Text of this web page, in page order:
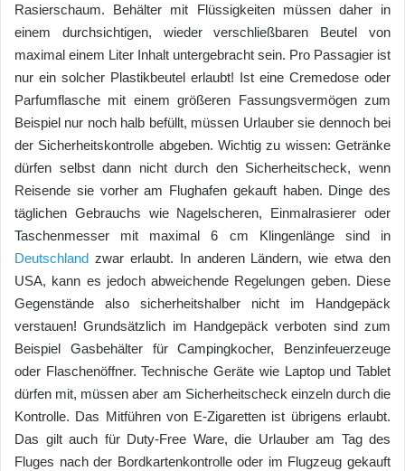
Rasierschaum. Behälter mit Flüssigkeiten müssen daher in
einem durchsichtigen, wieder verschließbaren Beutel von
maximal einem Liter Inhalt untergebracht sein. Pro Passagier ist
nur ein solcher Plastikbeutel erlaubt! Ist eine Cremedose oder
Parfumflasche mit einem größeren Fassungsvermögen zum
Beispiel nur noch halb befüllt, müssen Urlauber sie dennoch bei
der Sicherheitskontrolle abgeben. Wichtig zu wissen: Getränke
dürfen selbst dann nicht durch den Sicherheitscheck, wenn
Reisende sie vorher am Flughafen gekauft haben. Dinge des
täglichen Gebrauchs wie Nagelscheren, Einmalrasierer oder
Taschenmesser mit maximal 6 cm Klingenlänge sind in
Deutschland zwar erlaubt. In anderen Ländern, wie etwa den
USA, kann es jedoch abweichende Regelungen geben. Diese
Gegenstände also sicherheitshalber nicht im Handgepäck
verstauen! Grundsätzlich im Handgepäck verboten sind zum
Beispiel Gasbehälter für Campingkocher, Benzinfeuerzeuge
oder Flaschenöffner. Technische Geräte wie Laptop und Tablet
dürfen mit, müssen aber am Sicherheitscheck einzeln durch die
Kontrolle. Das Mitführen von E-Zigaretten ist übrigens erlaubt.
Das gilt auch für Duty-Free Ware, die Urlauber am Tag des
Fluges nach der Bordkartenkontrolle oder im Flugzeug gekauft